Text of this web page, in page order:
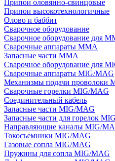
Припои оловянно-свинцовые
Припои высокотехнологичные
Олово и баббит
Сварочное оборудование
Сварочное оборудование для
Сварочные аппараты MMA
Запасные части MMA
Сварочное оборудование для
Сварочные аппараты MIG/MAG
Механизмы подачи проволоки
Сварочные горелки MIG/MAG
Соединительный кабель
Запасные части MIG/MAG
Запасные части для горелок
Направляющие каналы MIG/
Токосъемники MIG/MAG
Газовые сопла MIG/MAG
Пружины для сопла MIG/MAG